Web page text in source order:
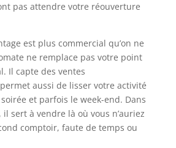
pas attendre votre réouverture
est plus commercial qu’on ne
ne remplace pas votre point
Il capte des ventes
aussi de lisser votre activité
et parfois le week-end. Dans
sert à vendre là où vous n’auriez
comptoir, faute de temps ou